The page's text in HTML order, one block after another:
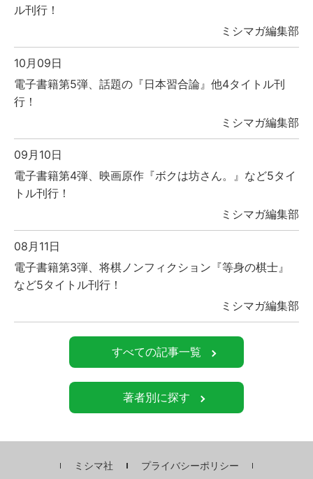
ル刊行！
ミシマガ編集部
10月09日
電子書籍第5弾、話題の『日本習合論』他4タイトル刊
行！
ミシマガ編集部
09月10日
電子書籍第4弾、映画原作『ボクは坊さん。』など5タイ
トル刊行！
ミシマガ編集部
08月11日
電子書籍第3弾、将棋ノンフィクション『等身の棋士』
など5タイトル刊行！
ミシマガ編集部
すべての記事一覧
著者別に探す
ミシマ社 プライバシーポリシー